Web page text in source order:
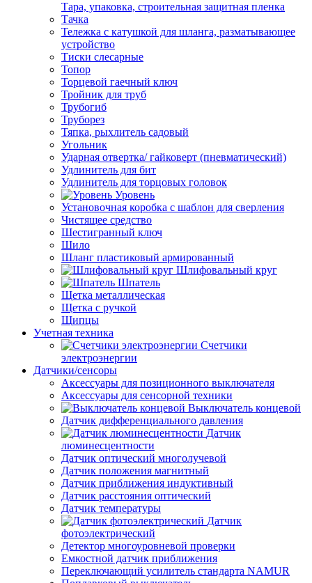
Тара, упаковка, строительная защитная пленка
Тачка
Тележка с катушкой для шланга, разматывающее
устройство
Тиски слесарные
Топор
Торцевой гаечный ключ
Тройник для труб
Трубогиб
Труборез
Тяпка, рыхлитель садовый
Угольник
Ударная отвертка/ гайковерт (пневматический)
Удлинитель для бит
Удлинитель для торцовых головок
Уровень
Установочная коробка с шаблон для сверления
Чистящее средство
Шестигранный ключ
Шило
Шланг пластиковый армированный
Шлифовальный круг
Шпатель
Щетка металлическая
Щетка с ручкой
Щипцы
Учетная техника
Счетчики
электроэнергии
Датчики/сенсоры
Аксессуары для позиционного выключателя
Аксессуары для сенсорной техники
Выключатель концевой
Датчик дифференциального давления
Датчик
люминесцентности
Датчик оптический многолучевой
Датчик положения магнитный
Датчик приближения индуктивный
Датчик расстояния оптический
Датчик температуры
Датчик
фотоэлектрический
Детектор многоуровневой проверки
Емкостной датчик приближения
Переключающий усилитель стандарта NAMUR